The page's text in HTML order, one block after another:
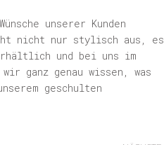
unserer Kunden
nicht nur stylisch aus, es
und bei uns im
ganz genau wissen, was
geschulten